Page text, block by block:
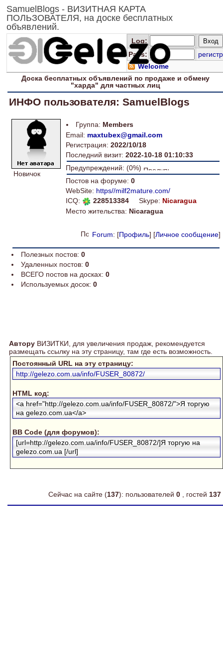
SamuelBlogs - ВИЗИТНАЯ КАРТА
ПОЛЬЗОВАТЕЛЯ, на доске бесплатных
объявлений.
Log:
Pass:
регистр
Welcome
Доскабесплатных объявлений по продаже и обмену
"харда" длячастных лиц
ИНФО пользователя: SamuelBlogs
Новичок
Группа: Members
Email: maxtubex@gmail.com
Регистрация: 2022/10/18
Последний визит: 2022-10-18 01:10:33
Предупреждений: (0%)
Постов на форуме: 0
WebSite: https//milf2mature.com/
ICQ:
228513384 Skype: Nicaragua
Место жительства: Nicaragua
Forum: [Профиль] [Личное сообщение]
Полезных постов: 0
Удаленных постов: 0
ВСЕГО постов на досках: 0
Используемых досок: 0
Автору ВИЗИТКИ, для увеличения продаж, рекомендуется
размещать ссылку на эту страницу, там где есть возможность.
Постоянный URL на эту страницу:
http://gelezo.com.ua/info/FUSER_80872/
HTML код:
<a href="http://gelezo.com.ua/info/FUSER_80872/">Я торгую
на gelezo.com.ua</a>
BB Code (для форумов):
[url=http://gelezo.com.ua/info/FUSER_80872/]Я торгую на
gelezo.com.ua [/url]
Сейчас на сайте (137): пользователей 0 , гостей 137